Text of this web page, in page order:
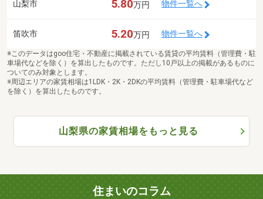
山梨市 5.80万円 物件一覧へ
笛吹市 5.20万円 物件一覧へ
※このデータはgoo住宅・不動産に掲載されている賃貸の平均賃料（管理費・駐
車場代などを除く）を算出したものです。ただし10戸以上の掲載があるものに
ついてのみ対象とします。
※周辺エリアの家賃相場は1LDK・2K・2DKの平均賃料（管理費・駐車場代など
を除く）を算出したものです。
山梨県の家賃相場をもっと見る
住まいのコラム